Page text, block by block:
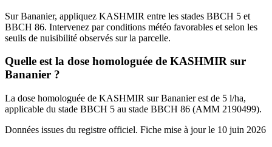
Sur Bananier, appliquez KASHMIR entre les stades BBCH 5 et
BBCH 86. Intervenez par conditions météo favorables et selon les
seuils de nuisibilité observés sur la parcelle.
Quelle est la dose homologuée de KASHMIR sur
Bananier ?
La dose homologuée de KASHMIR sur Bananier est de 5 l/ha,
applicable du stade BBCH 5 au stade BBCH 86 (AMM 2190499).
Données issues du registre officiel. Fiche mise à jour le 10 juin 2026